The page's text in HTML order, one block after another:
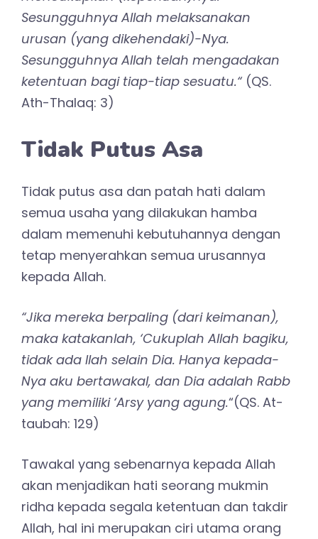
Sesungguhnya Allah melaksanakan
urusan (yang dikehendaki)-Nya.
Sesungguhnya Allah telah mengadakan
ketentuan bagi tiap-tiap sesuatu.“(QS.
Ath-Thalaq: 3)
Tidak Putus Asa
Tidak putus asa dan patah hati dalam
semua usaha yang dilakukan hamba
dalam memenuhi kebutuhannya dengan
tetap menyerahkan semua urusannya
kepada Allah.
“Jika mereka berpaling (dari keimanan),
maka katakanlah, ‘Cukuplah Allah bagiku,
tidak ada Ilah selain Dia. Hanya kepada-
Nya aku bertawakal, dan Dia adalah Rabb
yang memiliki ‘Arsy yang agung.“(QS. At-
taubah: 129)
Tawakal yang sebenarnya kepada Allah
akan menjadikan hati seorang mukmin
ridha kepada segala ketentuan dan takdir
Allah, hal ini merupakan ciri utama orang